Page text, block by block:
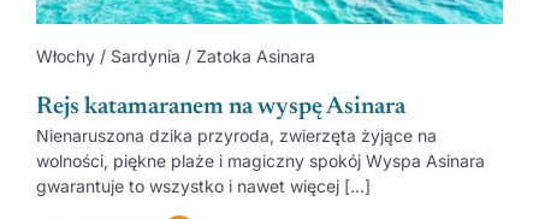
Włochy / Sardynia / Zatoka Asinara
Rejs katamaranem na wyspę Asinara
Nienaruszona dzika przyroda, zwierzęta żyjące na
wolności, piękne plaże i magiczny spokój Wyspa Asinara
gwarantuje to wszystko i nawet więcej [...]